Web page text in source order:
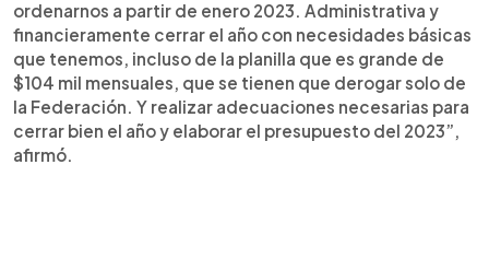
ordenarnos a partir de enero 2023. Administrativa y
financieramente cerrar el año con necesidades básicas
que tenemos, incluso de la planilla que es grande de
$104 mil mensuales, que se tienen que derogar solo de
la Federación. Y realizar adecuaciones necesarias para
cerrar bien el año y elaborar el presupuesto del 2023”,
afirmó.